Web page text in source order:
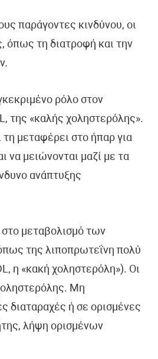
παράγοντες κινδύνου, οι
όπως τη διατροφή και την
ρόλο στον
της «καλής χοληστερόλης».
μεταφέρει στο ήπαρ για
να μειώνονται μαζί με τα
ανάπτυξης
μεταβολισμό των
της λιποπρωτεΐνη πολύ
η «κακή χοληστερόλη»). Οι
Μη
διαταραχές ή σε ορισμένες
λήψη ορισμένων